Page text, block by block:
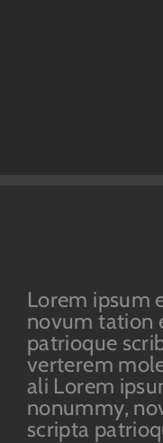
Lorem ipsum
novum tation
patrioque
verterem
ali Lorem
nonummy,
scripta